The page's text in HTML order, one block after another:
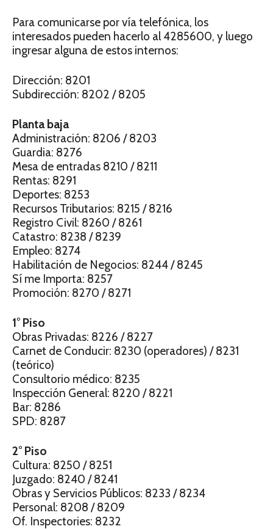
Para comunicarse por vía telefónica, los
interesados pueden hacerlo al 4285600, y luego
ingresar alguna de estos internos:
Dirección: 8201
Subdirección: 8202 / 8205
Planta baja
Administración: 8206 / 8203
Guardia: 8276
Mesa de entradas 8210 / 8211
Rentas: 8291
Deportes: 8253
Recursos Tributarios: 8215 / 8216
Registro Civil: 8260 / 8261
Catastro: 8238 / 8239
Empleo: 8274
Habilitación de Negocios: 8244 / 8245
Sí me Importa: 8257
Promoción: 8270 / 8271
1° Piso
Obras Privadas: 8226 / 8227
Carnet de Conducir: 8230 (operadores) / 8231
(teórico)
Consultorio médico: 8235
Inspección General: 8220 / 8221
Bar: 8286
SPD: 8287
2° Piso
Cultura: 8250 / 8251
Juzgado: 8240 / 8241
Obras y Servicios Públicos: 8233 / 8234
Personal: 8208 / 8209
Of. Inspectories: 8232